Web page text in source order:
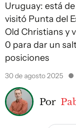
Uruguay: está
visitó Punta del
Old Christians y
0 para dar un
posiciones
30 de agosto 2025
Por